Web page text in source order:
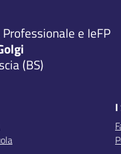
e IeFP
(BS)
I